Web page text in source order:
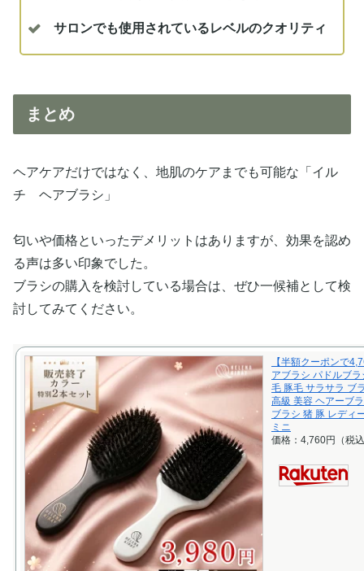
サロンでも使用されているレベルのクオリティ
まとめ
ヘアケアだけではなく、地肌のケアまでも可能な「イル
チ ヘアブラシ」
匂いや価格といったデメリットはありますが、効果を認め
る声は多い印象でした。
ブラシの購入を検討している場合は、ぜひ一候補として検
討してみてください。
【半額クーポンで
アブラシ パドルブ
毛 豚毛 サラサラ ブ
高級 美容 ヘアーブ
ブラシ 猪 豚 レディ
ミニ
価格：4,760円（税